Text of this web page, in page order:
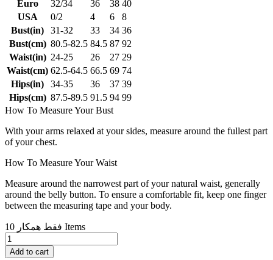
Euro
32/34 36 38 40
USA
0/2 4 6
8
Bust(in)
31-32 33 34 36
Bust(cm) 80.5-82.5 84.5 87 92
Waist(in) 24-25 26 27 29
Waist(cm) 62.5-64.5 66.5 69 74
Hips(in)
34-35 36 37 39
Hips(cm) 87.5-89.5 91.5 94 99
How To Measure Your Bust
With your arms relaxed at your sides, measure around the fullest part
of your chest.
How To Measure Your Waist
Measure around the narrowest part of your natural waist, generally
around the belly button. To ensure a comfortable fit, keep one finger
between the measuring tape and your body.
فقط همکار 10 Items
Add to cart